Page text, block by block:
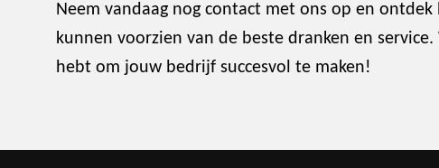
Neem vandaag nog contact met ons op en
kunnen voorzien van de beste dranken en
hebt om jouw bedrijf succesvol te maken!